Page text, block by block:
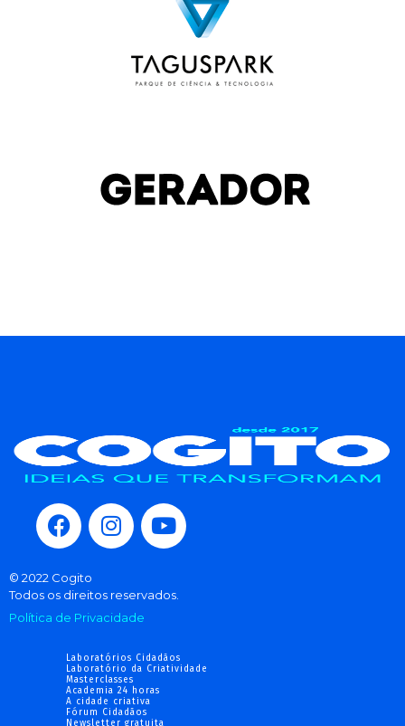
© 2022 Cogito
Todos os direitos reservados.
Política de Privacidade
Laboratórios Cidadãos
Laboratório da Criatividade
Masterclasses
Academia 24 horas
A cidade criativa
Fórum Cidadãos
Newsletter gratuita